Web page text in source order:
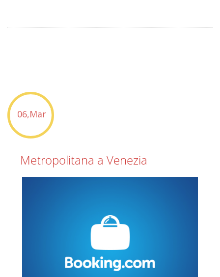
06,Mar
Metropolitana a Venezia